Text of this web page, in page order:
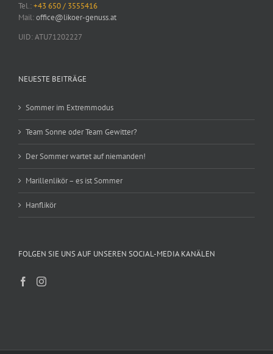
Tel.:+43 650 / 3555416
Mail:office@likoer-genuss.at
UID: ATU71202227
NEUESTE BEITRÄGE
Sommer im Extremmodus
Team Sonne oder Team Gewitter?
Der Sommer wartet auf niemanden!
Marillenlikör – es ist Sommer
Hanflikör
FOLGEN SIE UNS AUF UNSEREN SOCIAL-MEDIA KANÄLEN